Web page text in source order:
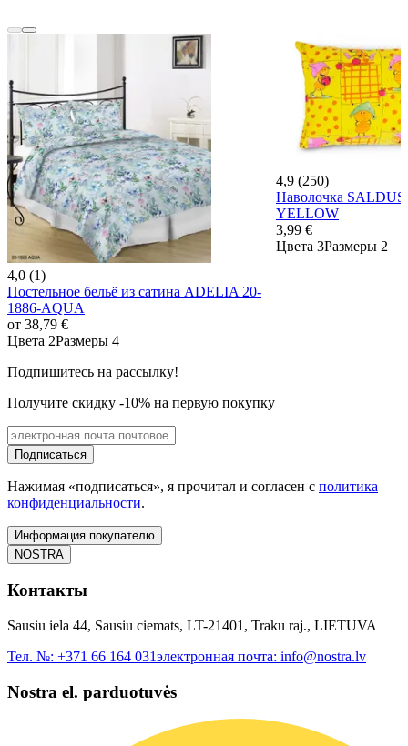
4,0 (1)
Постельное бельё из сатина ADELIA 20-
1886-AQUA
от 38,79 €
Цвета 2Размеры 4
4,9 (250)
Наволочка
YELLOW
3,99 €
Цвета 3Размеры 2
Подпишитесь на рассылку!
Получите скидку -10% на первую покупку
Подписаться
Нажимая «подписаться», я прочитал и согласен с политика
конфиденциальности.
Информация покупателю
NOSTRA
Контакты
Sausiu iela 44, Sausiu ciemats, LT-21401, Traku raj., LIETUVA
Тел. №: +371 66 164 031электронная почта: info@nostra.lv
Nostra el. parduotuvės